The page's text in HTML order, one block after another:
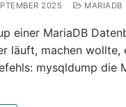
2025 MARIADB
einer MariaDB
läuft, machen wollte,
mysqldump die